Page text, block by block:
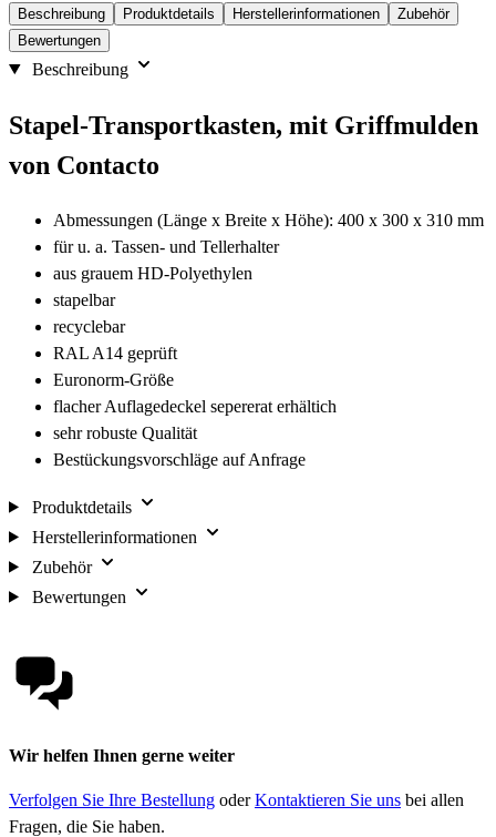
Beschreibung Produktdetails Herstellerinformationen
Zubehör
Bewertungen
Beschreibung
Stapel-Transportkasten, mit Griffmulden
von Contacto
Abmessungen (Länge x Breite x Höhe): 400 x 300 x 310 mm
für u. a. Tassen- und Tellerhalter
aus grauem HD-Polyethylen
stapelbar
recyclebar
RAL A14 geprüft
Euronorm-Größe
flacher Auflagedeckel sepererat erhältich
sehr robuste Qualität
Bestückungsvorschläge auf Anfrage
Produktdetails
Herstellerinformationen
Zubehör
Bewertungen
Wir helfen Ihnen gerne weiter
Verfolgen Sie Ihre Bestellung oderKontaktieren Sie uns bei allen
Fragen, die Sie haben.